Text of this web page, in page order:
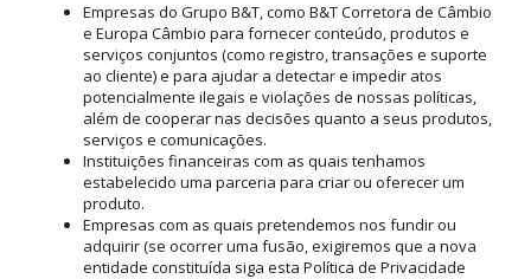
Empresas do Grupo B&T, como B&T Corretora de Câmbio
e Europa Câmbio para fornecer conteúdo, produtos e
serviços conjuntos (como registro, transações e suporte
ao cliente) e para ajudar a detectar e impedir atos
potencialmente ilegais e violações de nossas políticas,
além de cooperar nas decisões quanto a seus produtos,
serviços e comunicações.
Instituições financeiras com as quais tenhamos
estabelecido uma parceria para criar ou oferecer um
produto.
Empresas com as quais pretendemos nos fundir ou
adquirir (se ocorrer uma fusão, exigiremos que a nova
entidade constituída siga esta Política de Privacidade